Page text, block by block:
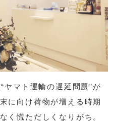
ヤマト運輸の遅延問題”が
に向け荷物が増える時期
く慌ただしくなりがち。